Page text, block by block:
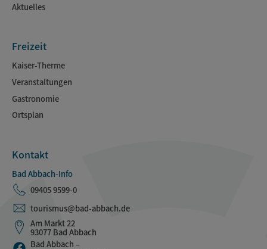
Aktuelles
Freizeit
Kaiser-Therme
Veranstaltungen
Gastronomie
Ortsplan
Kontakt
Bad Abbach-Info
09405 9599-0
tourismus@bad-abbach.de
Am Markt 22
93077 Bad Abbach
Bad Abbach –